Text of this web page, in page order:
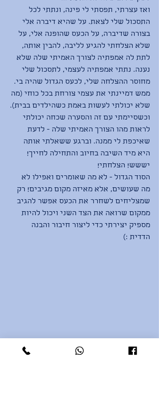
ואז עצרתי, תפסתי לי פינה, ונתתי לכל
התסכול שלי לצאת. על שהיא דיברה אלי
בצורה שדיברה, על הכעס שהופנה אלי, על
שלא הצלחתי להגיע לליבה, להבין אותה,
לתת לה אמפתיה לצורך האמיתי שלה שלא
נענה. נתתי אמפתיה לעצמי, לתסכול שלי
מחוסר ההצלחה שלי, לכעס הגדול שהיה בי.
ממש דמיינתי את עצמי צורחת בכל כוחי (מה
שלא יכולתי לעשות באמת כשהילדים בבית).
וכשסיימתי עם זה והסערה שכחה יכולתי
לראות מהו הצורך האמיתי שלה - לדעת
שאיכפת לי ממנה. וברגע ששאלתי אותה
היא מיד השיבה בחיוב והתחילה לחייך!
יששש! הצלחתי!
הסוד הגדול - לא מה שאומרים ואפילו לא
מה שעושים, אלא מאיזה מקום מגיבים! רק
שמצליחים לשחרר את הכעס אפשר להגיב
ממקום שרואה את הצד השני ויכול להיות
מספיק יצירתי כדי ליצור חיבור והבנה
הדדית :)
בתמונה - א. הערב היצירתית שהיא הכינה